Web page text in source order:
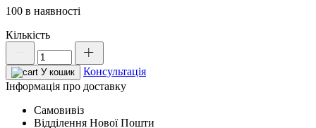
100 в наявності
Кількість
для
поливу
BLACK
1/2"
20м,
У кошик
Консультація
Інформація про доставку
Самовивіз
Відділення Нової Пошти